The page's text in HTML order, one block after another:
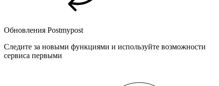
Обновления Postmypost
Следите за новыми функциями и используйте возможности
сервиса первыми